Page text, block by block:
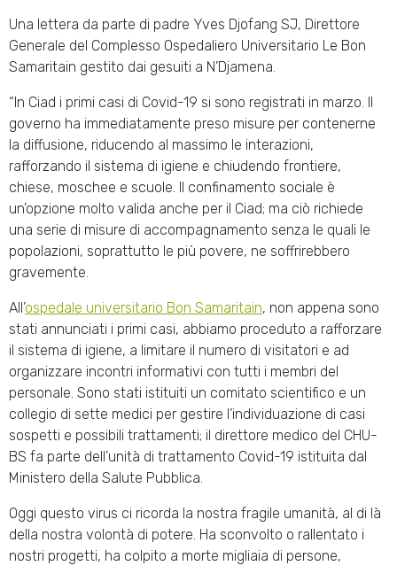
Una lettera da parte di padre Yves Djofang SJ, Direttore
Generale del Complesso Ospedaliero Universitario Le Bon
Samaritain gestito dai gesuiti a N’Djamena.
“In Ciad i primi casi di Covid-19 si sono registrati in marzo. Il
governo ha immediatamente preso misure per contenerne
la diffusione, riducendo al massimo le interazioni,
rafforzando il sistema di igiene e chiudendo frontiere,
chiese, moschee e scuole. Il confinamento sociale è
un’opzione molto valida anche per il Ciad; ma ciò richiede
una serie di misure di accompagnamento senza le quali le
popolazioni, soprattutto le più povere, ne soffrirebbero
gravemente.
All’ospedale universitario Bon Samaritain, non appena sono
stati annunciati i primi casi, abbiamo proceduto a rafforzare
il sistema di igiene, a limitare il numero di visitatori e ad
organizzare incontri informativi con tutti i membri del
personale. Sono stati istituiti un comitato scientifico e un
collegio di sette medici per gestire l’individuazione di casi
sospetti e possibili trattamenti; il direttore medico del CHU-
BS fa parte dell’unità di trattamento Covid-19 istituita dal
Ministero della Salute Pubblica.
Oggi questo virus ci ricorda la nostra fragile umanità, al di là
della nostra volontà di potere. Ha sconvolto o rallentato i
nostri progetti, ha colpito a morte migliaia di persone,